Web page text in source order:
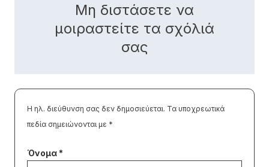
Μη διστάσετε να
μοιραστείτε τα σχόλιά
σας
Η ηλ. διεύθυνση σας δεν δημοσιεύεται. Τα υποχρεωτικά
πεδία σημειώνονται με *